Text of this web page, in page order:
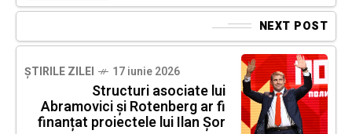
NEXT POST
ȘTIRILE ZILEI 17 iunie 2026
Structuri asociate lui
Abramovici și Rotenberg ar fi
finanțat proiectele lui Ilan Șor